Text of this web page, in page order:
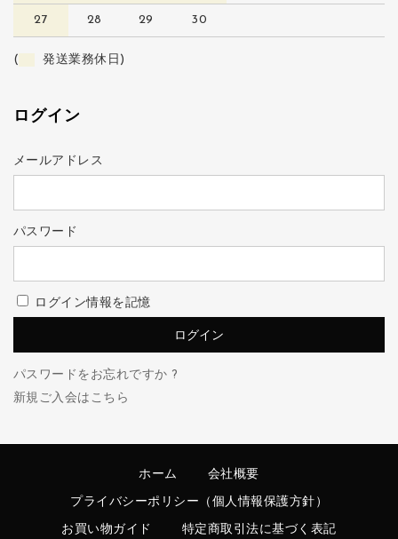
27 28 29 30
( 発送業務休日)
ログイン
メールアドレス
パスワード
ログイン情報を記憶
パスワードをお忘れですか ?
新規ご入会はこちら
ホーム 会社概要
プライバシーポリシー（個人情報保護方針）
お買い物ガイド 特定商取引法に基づく表記